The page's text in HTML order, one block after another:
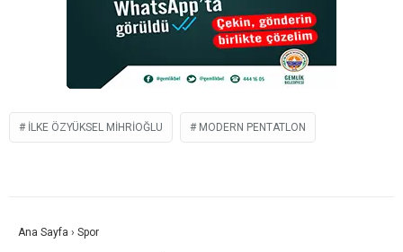
İLKE ÖZYÜKSEL MIHRIOĞLU MODERN PENTATLON
Ana Sayfa › Spor